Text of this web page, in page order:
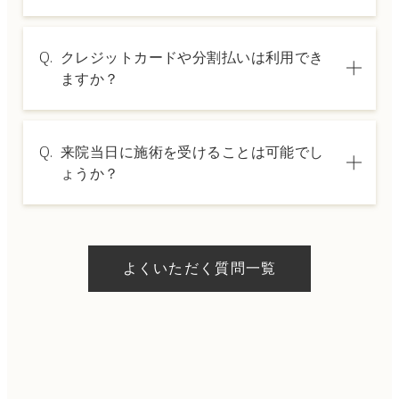
は料金表ページをご確認いただくか、カウン
セリングでご案内いたします。
Q. クレジットカードや分割払いは利用でき
ますか？
した分割払いも可能です。詳細は受付スタッ
フにお問い合わせください。
Q. 来院当日に施術を受けることは可能でし
ょうか？
ただける施術もございます。当日の施術をご
希望の場合は、ご予約の際にお気軽にご相談
よくいただく質問一覧